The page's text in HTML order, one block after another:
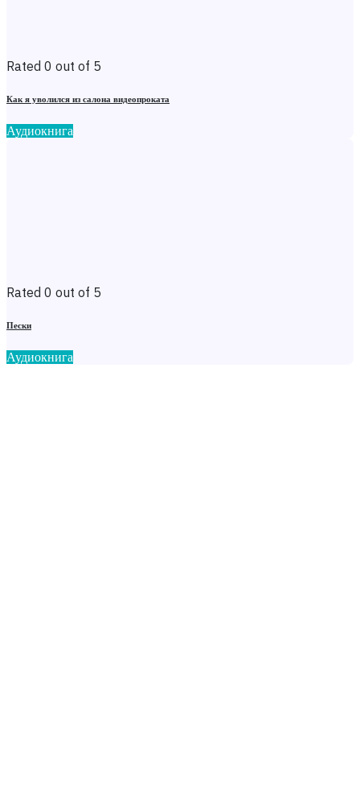
Rated 0 out of 5
Как я уволился из салона видеопроката
Аудиокнига
Rated 0 out of 5
Пески
Аудиокнига